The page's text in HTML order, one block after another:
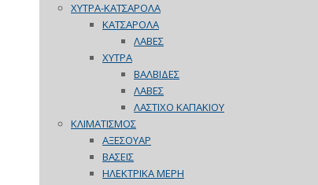
ΧΥΤΡΑ-ΚΑΤΣΑΡΟΛΑ
ΚΑΤΣΑΡΟΛΑ
ΛΑΒΕΣ
ΧΥΤΡΑ
ΒΑΛΒΙΔΕΣ
ΛΑΒΕΣ
ΛΑΣΤΙΧΟ ΚΑΠΑΚΙΟΥ
ΚΛΙΜΑΤΙΣΜΟΣ
ΑΞΕΣΟΥΑΡ
ΒΑΣΕΙΣ
ΗΛΕΚΤΡΙΚΑ ΜΕΡΗ